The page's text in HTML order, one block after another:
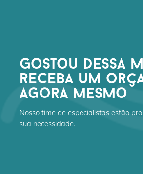
gostou dessa
receba um
agora mesmo
Nosso time de especialistas estão
sua necessidade.